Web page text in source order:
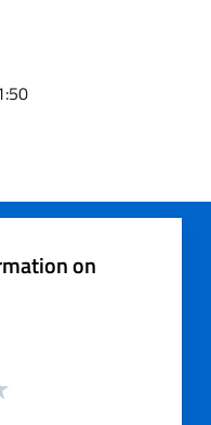
on